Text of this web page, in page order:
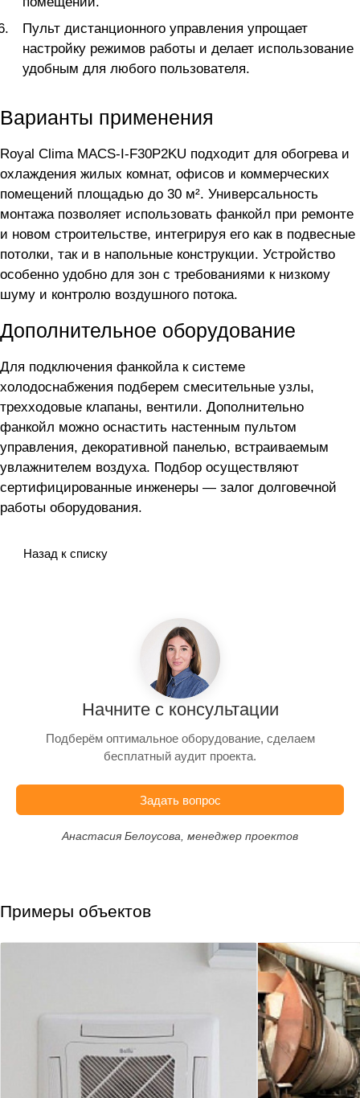
Пульт дистанционного управления упрощает
настройку режимов работы и делает использование
удобным для любого пользователя.
Варианты применения
Royal Clima MACS-I-F30P2KU подходит для обогрева и
охлаждения жилых комнат, офисов и коммерческих
помещений площадью до 30 м². Универсальность
монтажа позволяет использовать фанкойл при ремонте
и новом строительстве, интегрируя его как в подвесные
потолки, так и в напольные конструкции. Устройство
особенно удобно для зон с требованиями к низкому
шуму и контролю воздушного потока.
Дополнительное оборудование
Для подключения фанкойла к системе
холодоснабжения подберем смесительные узлы,
трехходовые клапаны, вентили. Дополнительно
фанкойл можно оснастить настенным пультом
управления, декоративной панелью, встраиваемым
увлажнителем воздуха. Подбор осуществляют
сертифицированные инженеры — залог долговечной
работы оборудования.
Назад к списку
Начните с консультации
Подберём оптимальное оборудование, сделаем
бесплатный аудит проекта.
Задать вопрос
Анастасия Белоусова, менеджер проектов
Примеры объектов